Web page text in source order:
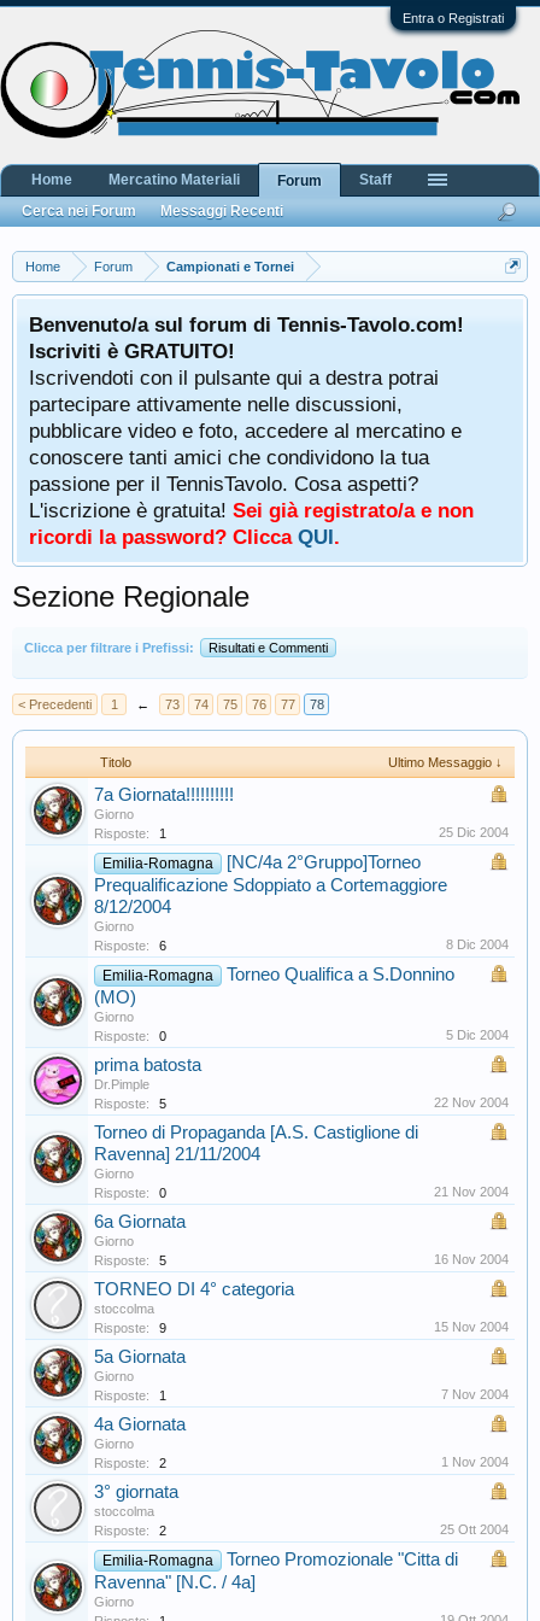
Entra o Registrati
Home Forum Campionati e Tornei
Benvenuto/a sul forum di Tennis-Tavolo.com!
Iscriviti è GRATUITO!
Iscrivendoti con il pulsante qui a destra potrai
partecipare attivamente nelle discussioni,
pubblicare video e foto, accedere al mercatino e
conoscere tanti amici che condividono la tua
passione per il TennisTavolo. Cosa aspetti?
L'iscrizione è gratuita! Sei già registrato/a e non
ricordi la password? Clicca QUI.
Sezione Regionale
Clicca per filtrare i Prefissi: Risultati e Commenti
< Precedenti 1 ← 73 74 75 76 77 78
Titolo Ultimo Messaggio ↓
7a Giornata!!!!!!!!!!
Giorno
Risposte:
1 25 Dic 2004
Emilia-Romagna
[NC/4a 2°Gruppo]Torneo
Prequalificazione Sdoppiato a Cortemaggiore
8/12/2004
Giorno
Risposte:
6 8 Dic 2004
Emilia-Romagna
Torneo Qualifica a S.Donnino
(MO)
Giorno
Risposte:
0 5 Dic 2004
prima batosta
Dr.Pimple
Risposte:
5 22 Nov 2004
Torneo di Propaganda [A.S. Castiglione di
Ravenna] 21/11/2004
Giorno
Risposte:
0 21 Nov 2004
6a Giornata
Giorno
Risposte:
5 16 Nov 2004
TORNEO DI 4° categoria
stoccolma
Risposte:
9 15 Nov 2004
5a Giornata
Giorno
Risposte:
1 7 Nov 2004
4a Giornata
Giorno
Risposte:
2 1 Nov 2004
3° giornata
stoccolma
Risposte:
2 25 Ott 2004
Emilia-Romagna
Torneo Promozionale "Citta di
Ravenna" [N.C. / 4a]
Giorno
Home Mercatino Materiali
Forum
Cerca nei Forum
Messaggi Recenti
Staff